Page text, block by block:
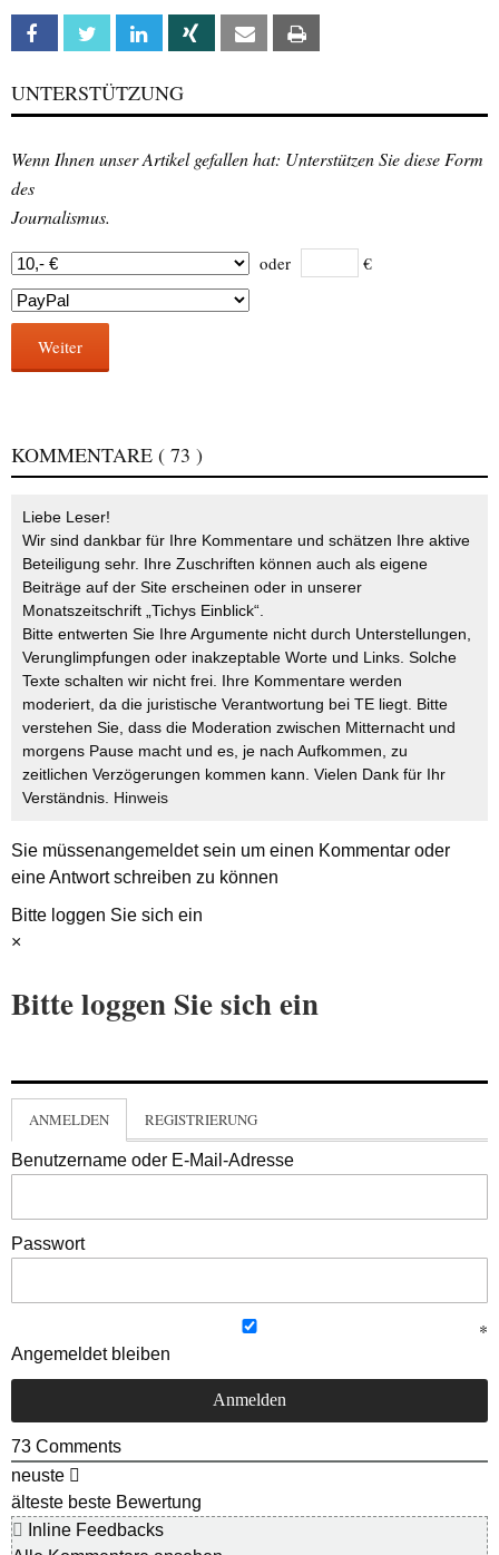
Facebook Twitter Linkedin Xing Email
UNTERSTÜTZUNG
Wenn Ihnen unser Artikel gefallen hat: Unterstützen Sie diese Form
des
Journalismus.
oder €
Weiter
KOMMENTARE ( 73 )
Liebe Leser!
Wir sind dankbar für Ihre Kommentare und schätzen Ihre aktive
Beteiligung sehr. Ihre Zuschriften können auch als eigene
Beiträge auf der Site erscheinen oder in unserer
Monatszeitschrift „Tichys Einblick“.
Bitte entwerten Sie Ihre Argumente nicht durch Unterstellungen,
Verunglimpfungen oder inakzeptable Worte und Links. Solche
Texte schalten wir nicht frei. Ihre Kommentare werden
moderiert, da die juristische Verantwortung bei TE liegt. Bitte
verstehen Sie, dass die Moderation zwischen Mitternacht und
morgens Pause macht und es, je nach Aufkommen, zu
zeitlichen Verzögerungen kommen kann. Vielen Dank für Ihr
Verständnis. Hinweis
Sie müssenangemeldetsein um einen Kommentar oder
eine Antwort schreiben zu können
Bitte loggen Sie sich ein
×
Bitte loggen Sie sich ein
ANMELDEN REGISTRIERUNG
Benutzername oder E-Mail-Adresse
Passwort
Angemeldet bleiben
73 Comments
neuste
älteste beste Bewertung
Inline Feedbacks